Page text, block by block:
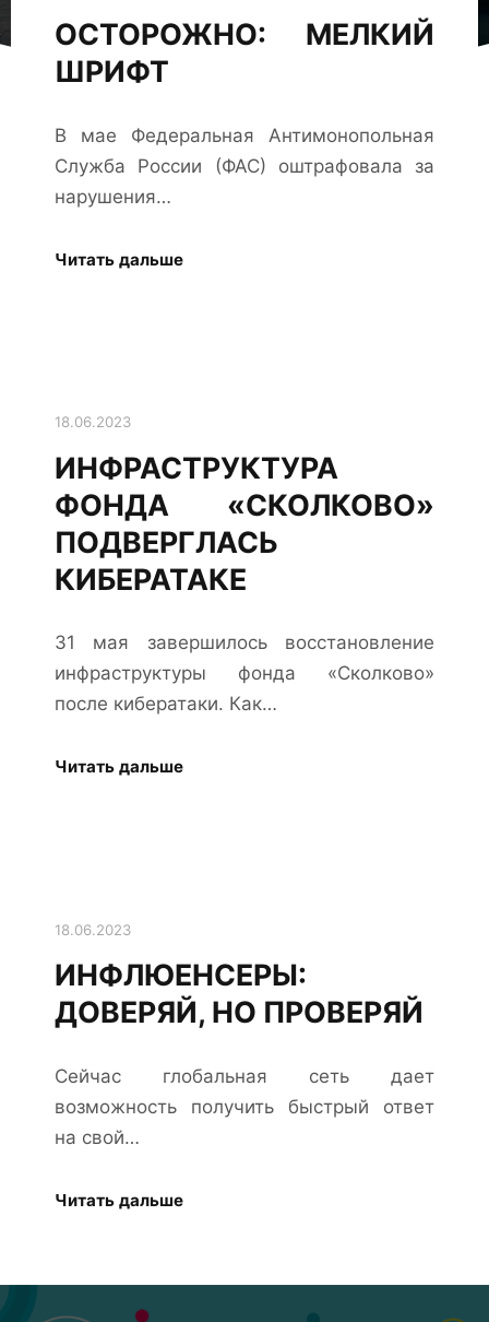
ОСТОРОЖНО: МЕЛКИЙ
ШРИФТ
В мае Федеральная Антимонопольная
Служба России (ФАС) оштрафовала за
нарушения…
Читать дальше
18.06.2023
ИНФРАСТРУКТУРА
ФОНДА «СКОЛКОВО»
ПОДВЕРГЛАСЬ
КИБЕРАТАКЕ
31 мая завершилось восстановление
инфраструктуры фонда «Сколково»
после кибератаки. Как…
Читать дальше
18.06.2023
ИНФЛЮЕНСЕРЫ:
ДОВЕРЯЙ, НО ПРОВЕРЯЙ
Сейчас глобальная сеть дает
возможность получить быстрый ответ
на свой…
Читать дальше